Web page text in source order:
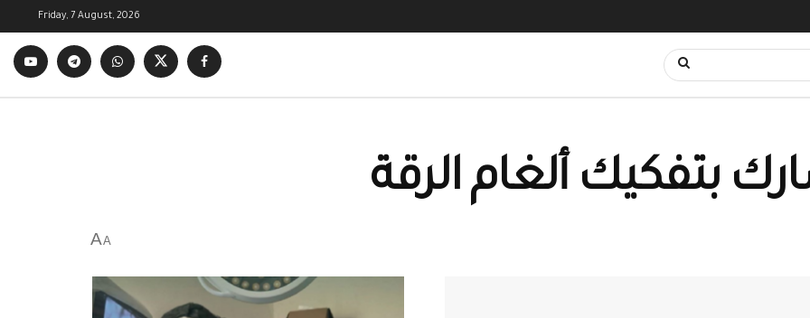
Friday, 7 August, 2026
بتفكيك ألغام الرقة
A
A